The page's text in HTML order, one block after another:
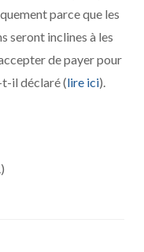
parce que les
seront inclines à les
de payer pour
t-il déclaré (lire ici).